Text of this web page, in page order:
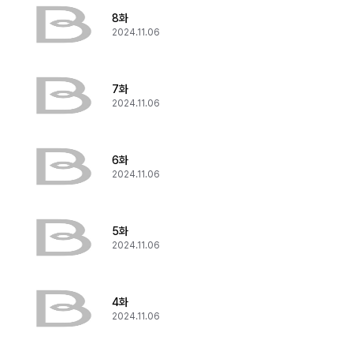
8화
2024.11.06
7화
2024.11.06
6화
2024.11.06
5화
2024.11.06
4화
2024.11.06